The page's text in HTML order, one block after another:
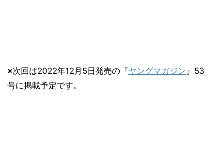
※次回は2022年12月5日発売の『ヤングマガジン』53
号に掲載予定です。